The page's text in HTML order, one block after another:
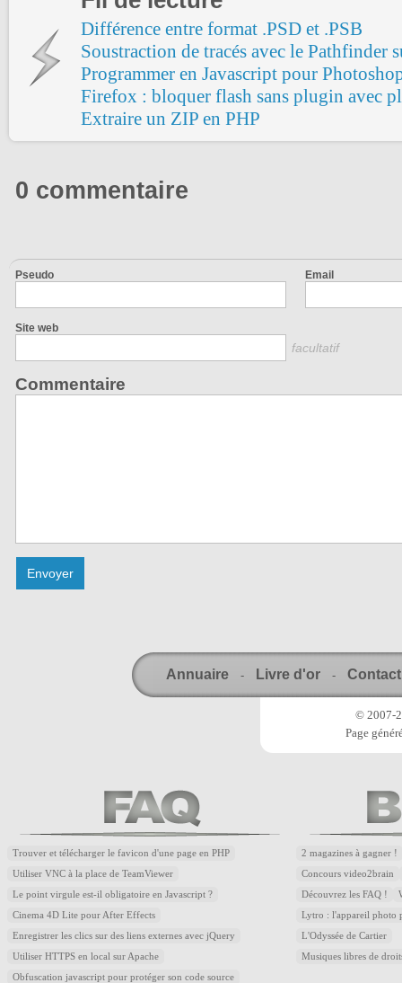
Différence entre format .PSD et .PSB
Soustraction de tracés avec le Pathfinder
Programmer en Javascript pour
Firefox : bloquer flash sans plugin avec
Extraire un ZIP en PHP
0 commentaire
Pseudo Email
Site web
facultatif
Commentaire
Annuaire - Livre d'or - Contact
© 2007-
Page
Trouver et télécharger le favicon d'une page en PHP
Utiliser VNC à la place de TeamViewer
Le point virgule est-il obligatoire en Javascript ?
Cinema 4D Lite pour After Effects
Enregistrer les clics sur des liens externes avec jQuery
Utiliser HTTPS en local sur Apache
Obfuscation javascript pour protéger son code source
2 magazines à gagner !
Concours video2brain
Découvrez les FAQ !
Lytro : l'appareil photo
L'Odyssée de Cartier
Musiques libres de